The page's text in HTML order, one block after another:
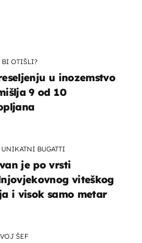
BI OTIŠLI?
u inozemstvo
9 od 10
UNIKATNI BUGATTI
je po vrsti
viteškog
i visok samo metar
ŠEF